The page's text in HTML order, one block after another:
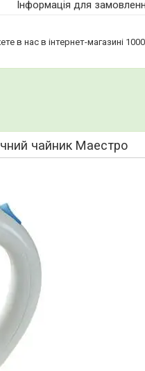
Інформація для
в нас в інтернет-магазині
чайник Маестро